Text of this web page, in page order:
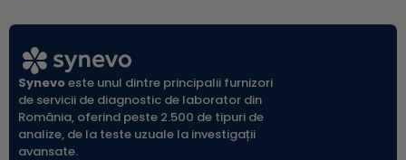
Synevoeste unul dintre principalii furnizori
de servicii de diagnostic de laborator din
România, oferind peste 2.500 de tipuri de
analize, de la teste uzuale la investigații
avansate.